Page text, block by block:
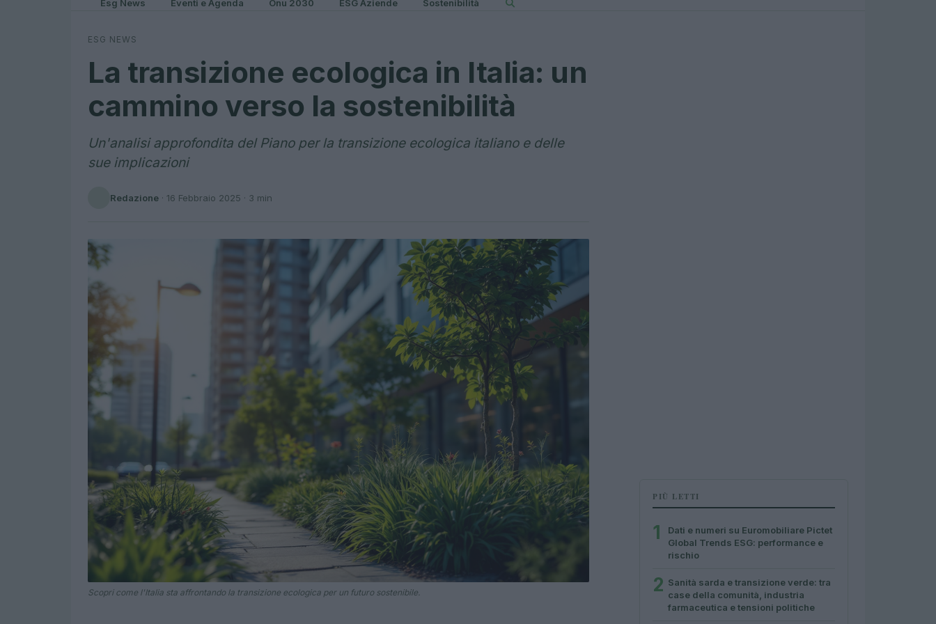
Esg News Eventi e Agenda Onu 2030 ESG Aziende Sostenibilità
ESG NEWS
La transizione ecologica in Italia: un
cammino verso la sostenibilità
Un'analisi approfondita del Piano per la transizione ecologica italiano e delle
sue implicazioni
Redazione · 16 Febbraio 2025 · 3 min
Scopri come l'Italia sta affrontando la transizione ecologica per un futuro sostenibile.
PIÙ LETTI
1
Dati e numeri su Euromobiliare Pictet
Global Trends ESG: performance e
rischio
2 Sanità sarda e transizione verde: tra
case della comunità, industria
farmaceutica e tensioni politiche